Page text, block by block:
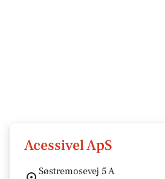
Acessivel ApS
Søstremosevej 5 A